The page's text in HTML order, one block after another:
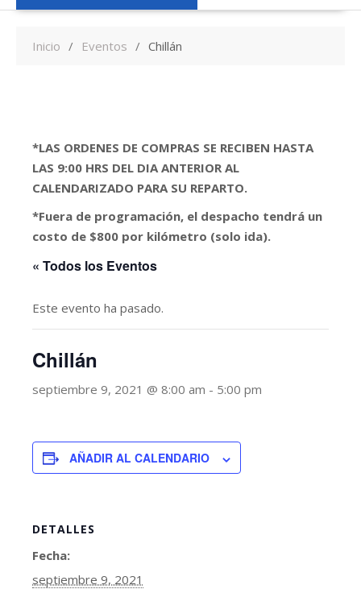
Inicio Eventos Chillán
*LAS ORDENES DE COMPRAS SE RECIBEN HASTA
LAS 9:00 HRS DEL DIA ANTERIOR AL
CALENDARIZADO PARA SU REPARTO.
*Fuera de programación, el despacho tendrá un
costo de $800 por kilómetro (solo ida).
« Todos los Eventos
Este evento ha pasado.
Chillán
septiembre 9, 2021 @ 8:00 am - 5:00 pm
AÑADIR AL CALENDARIO
DETALLES
Fecha:
septiembre 9, 2021